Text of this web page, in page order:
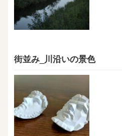
街並み_川沿いの景色